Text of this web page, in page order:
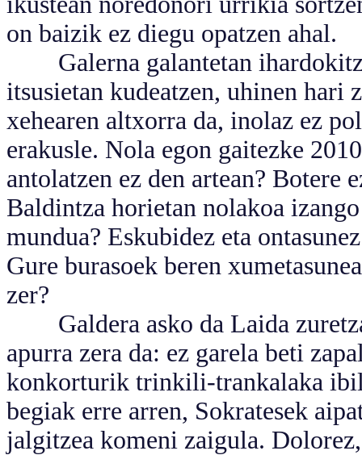
on baizik ez diegu opatzen ahal.
Galerna galantetan
itsusietan kudeatzen, uhinen hari
xehearen altxorra da, inolaz ez
erakusle. Nola egon gaitezke
antolatzen ez den artean? Botere
Baldintza horietan nolakoa
mundua? Eskubidez eta
Gure burasoek beren
zer?
Galdera asko da Laida
apurra zera da: ez garela beti
konkorturik trinkili-trankalaka
begiak erre arren, Sokratesek
jalgitzea komeni zaigula.